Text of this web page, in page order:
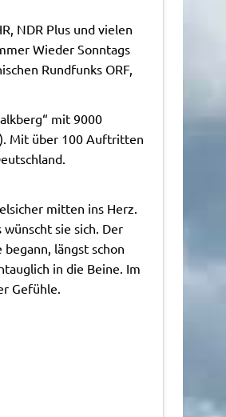
NDR Plus und vielen
Wieder Sonntags
Rundfunks ORF,
mit 9000
Mit über 100 Auftritten
mitten ins Herz.
sie sich. Der
längst schon
in die Beine. Im
Gefühle.